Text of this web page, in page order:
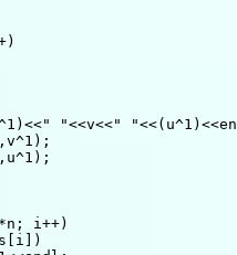
"<<v<<"
i++)